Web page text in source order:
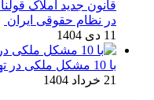
قانون جدید املاک
در نظام حقوقی ایران
11 دی 1404
با 10 مشکل ملکی در تهران آشنا شوید | راه حل‌ها کدامند؟
21 خرداد 1404